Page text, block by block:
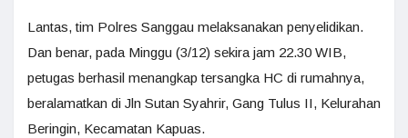
Lantas, tim Polres Sanggau melaksanakan penyelidikan.
Dan benar, pada Minggu (3/12) sekira jam 22.30 WIB,
petugas berhasil menangkap tersangka HC di rumahnya,
beralamatkan di Jln Sutan Syahrir, Gang Tulus II, Kelurahan
Beringin, Kecamatan Kapuas.